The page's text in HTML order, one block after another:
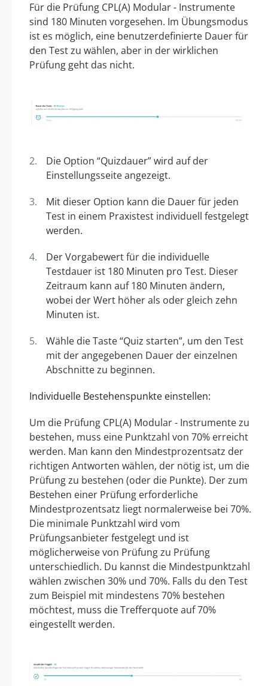
Für die Prüfung CPL(A) Modular - Instrumente
sind 180 Minuten vorgesehen. Im Übungsmodus
ist es möglich, eine benutzerdefinierte Dauer für
den Test zu wählen, aber in der wirklichen
Prüfung geht das nicht.
Die Option “Quizdauer” wird auf der
Einstellungsseite angezeigt.
Mit dieser Option kann die Dauer für jeden
Test in einem Praxistest individuell festgelegt
werden.
Der Vorgabewert für die individuelle
Testdauer ist 180 Minuten pro Test. Dieser
Zeitraum kann auf 180 Minuten ändern,
wobei der Wert höher als oder gleich zehn
Minuten ist.
Wähle die Taste “Quiz starten”, um den Test
mit der angegebenen Dauer der einzelnen
Abschnitte zu beginnen.
Individuelle Bestehenspunkte einstellen:
Um die Prüfung CPL(A) Modular - Instrumente zu
bestehen, muss eine Punktzahl von 70% erreicht
werden. Man kann den Mindestprozentsatz der
richtigen Antworten wählen, der nötig ist, um die
Prüfung zu bestehen (oder die Punkte). Der zum
Bestehen einer Prüfung erforderliche
Mindestprozentsatz liegt normalerweise bei 70%.
Die minimale Punktzahl wird vom
Prüfungsanbieter festgelegt und ist
möglicherweise von Prüfung zu Prüfung
unterschiedlich. Du kannst die Mindestpunktzahl
wählen zwischen 30% und 70%. Falls du den Test
zum Beispiel mit mindestens 70% bestehen
möchtest, muss die Trefferquote auf 70%
eingestellt werden.